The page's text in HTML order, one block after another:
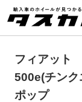
フィアット
500e(チンク
ポップ